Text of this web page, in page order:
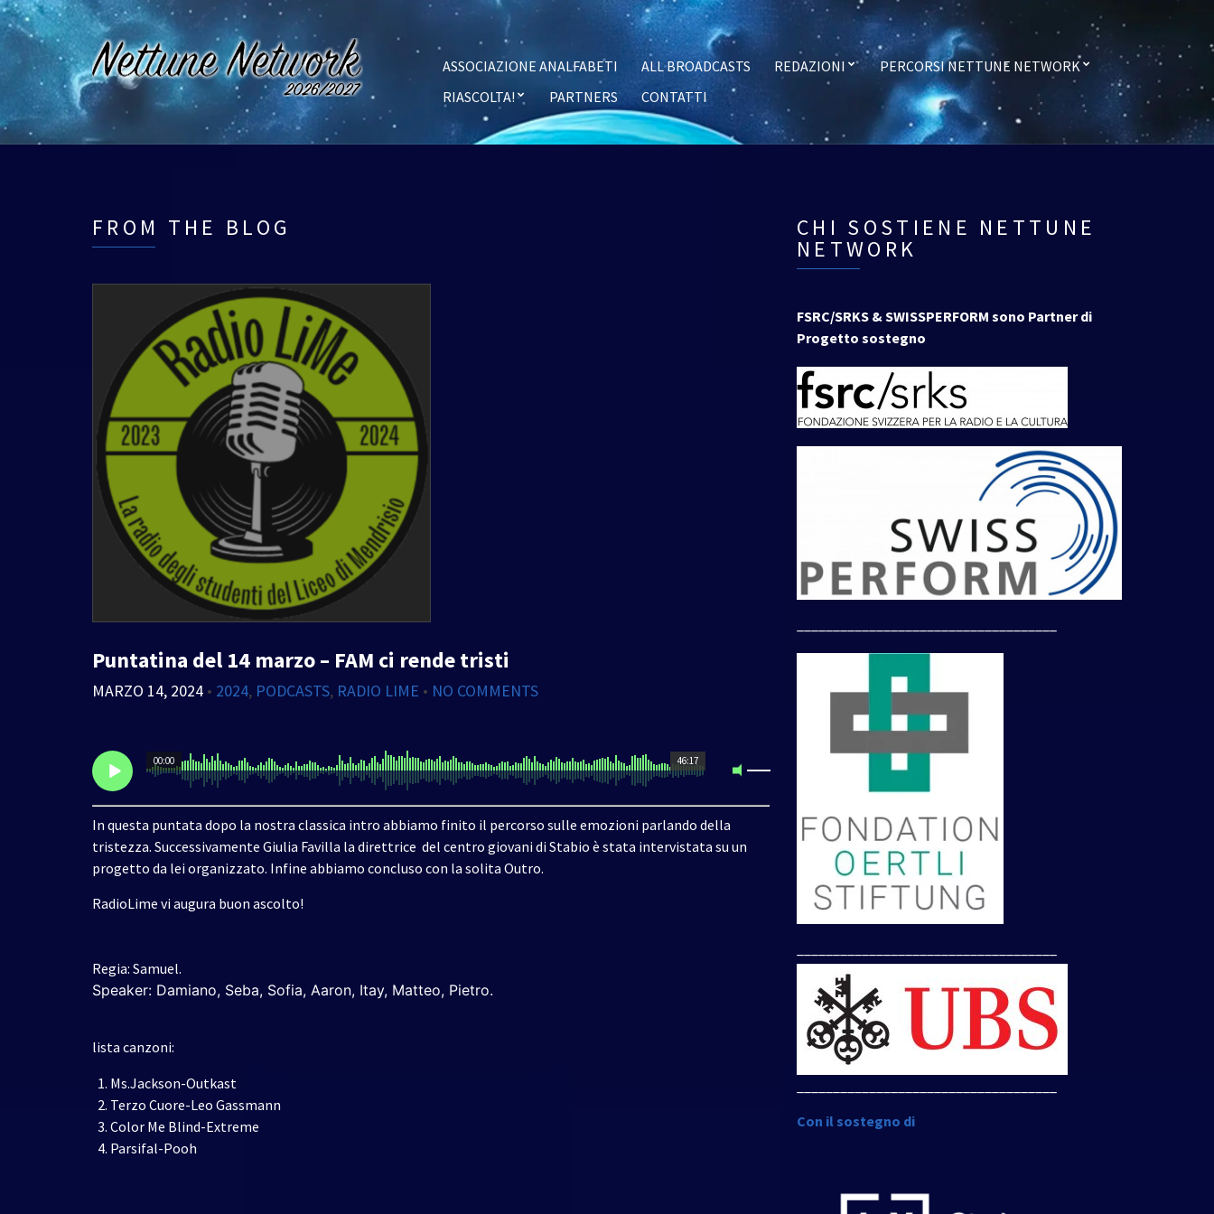
ASSOCIAZIONE ANALFABETI ALL BROADCASTS REDAZIONI
PERCORSI NETTUNE NETWORK
RIASCOLTA!
PARTNERS CONTATTI
FROM THE BLOG
Puntatina del 14 marzo – FAM ci rende tristi
MARZO 14, 2024 • 2024, PODCASTS, RADIO LIME • NO COMMENTS
46:17
00:00
In questa puntata dopo la nostra classica intro abbiamo finito il percorso sulle emozioni parlando della
tristezza. Successivamente Giulia Favilla la direttrice del centro giovani di Stabio è stata intervistata su un
progetto da lei organizzato. Infine abbiamo concluso con la solita Outro.
RadioLime vi augura buon ascolto!
Regia: Samuel.
Speaker: Damiano, Seba, Sofia, Aaron, Itay, Matteo, Pietro.
lista canzoni:
Ms.Jackson-Outkast
Terzo Cuore-Leo Gassmann
Color Me Blind-Extreme
Parsifal-Pooh
CHI SOSTIENE NETTUNE
NETWORK
FSRC/SRKS & SWISSPERFORM sono Partner di
Progetto sostegno
Con il sostegno di